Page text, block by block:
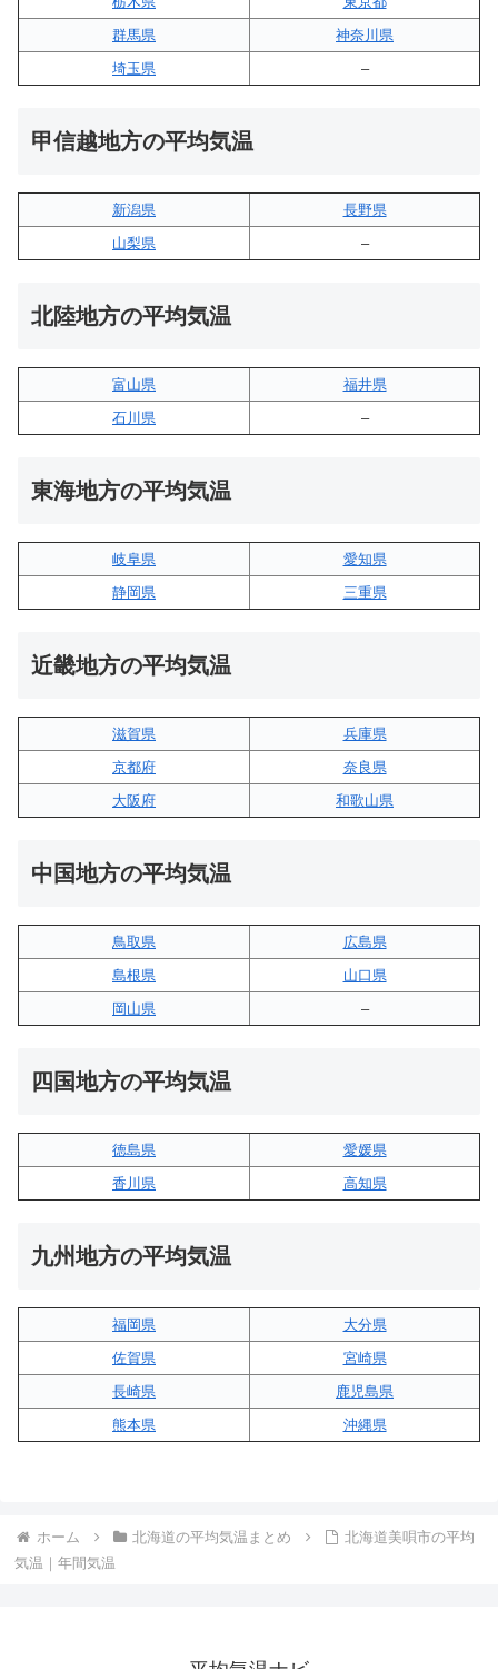
群馬県
神奈川県
埼玉県
–
甲信越地方の平均気温
新潟県
長野県
山梨県
–
北陸地方の平均気温
富山県
福井県
石川県
–
東海地方の平均気温
岐阜県
愛知県
静岡県
三重県
近畿地方の平均気温
滋賀県
兵庫県
京都府
奈良県
大阪府
和歌山県
中国地方の平均気温
鳥取県
広島県
島根県
山口県
岡山県
–
四国地方の平均気温
徳島県
愛媛県
香川県
高知県
九州地方の平均気温
福岡県
大分県
佐賀県
宮崎県
長崎県
鹿児島県
熊本県
沖縄県
ホーム 北海道の平均気温まとめ
北海道美唄市の平均
気温｜年間気温